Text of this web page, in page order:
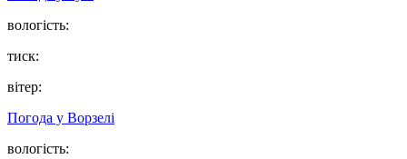
вологість:
тиск:
вітер:
Погода у Ворзелі
вологість: